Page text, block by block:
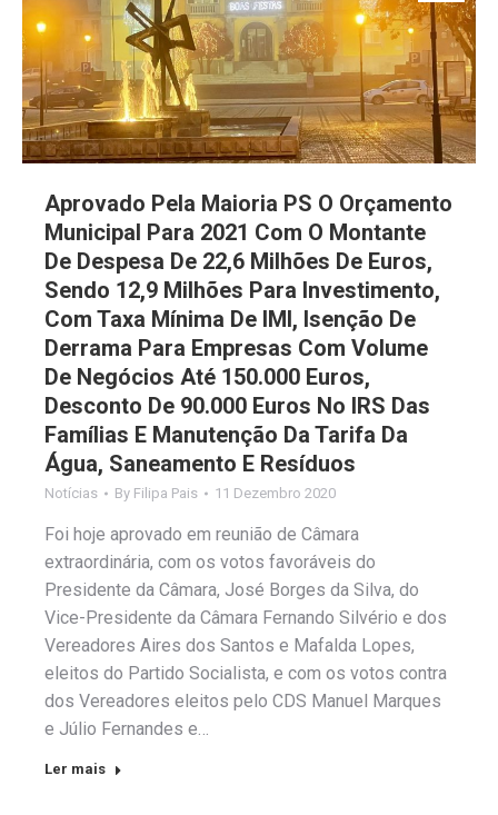
Aprovado Pela Maioria PS O Orçamento
Municipal Para 2021 Com O Montante
De Despesa De 22,6 Milhões De Euros,
Sendo 12,9 Milhões Para Investimento,
Com Taxa Mínima De IMI, Isenção De
Derrama Para Empresas Com Volume
De Negócios Até 150.000 Euros,
Desconto De 90.000 Euros No IRS Das
Famílias E Manutenção Da Tarifa Da
Água, Saneamento E Resíduos
Notícias By Filipa Pais 11 Dezembro 2020
Foi hoje aprovado em reunião de Câmara
extraordinária, com os votos favoráveis do
Presidente da Câmara, José Borges da Silva, do
Vice-Presidente da Câmara Fernando Silvério e dos
Vereadores Aires dos Santos e Mafalda Lopes,
eleitos do Partido Socialista, e com os votos contra
dos Vereadores eleitos pelo CDS Manuel Marques
e Júlio Fernandes e…
Ler mais